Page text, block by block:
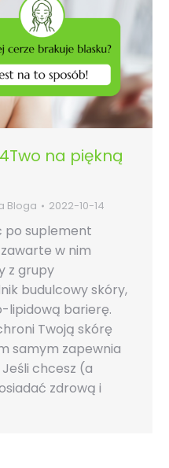
na piękną
Bloga 2022-10-14
po suplement
w nim
z grupy
budulcowy skóry,
lipidową barierę.
Twoją skórę
samym zapewnia
chcesz (a
zdrową i